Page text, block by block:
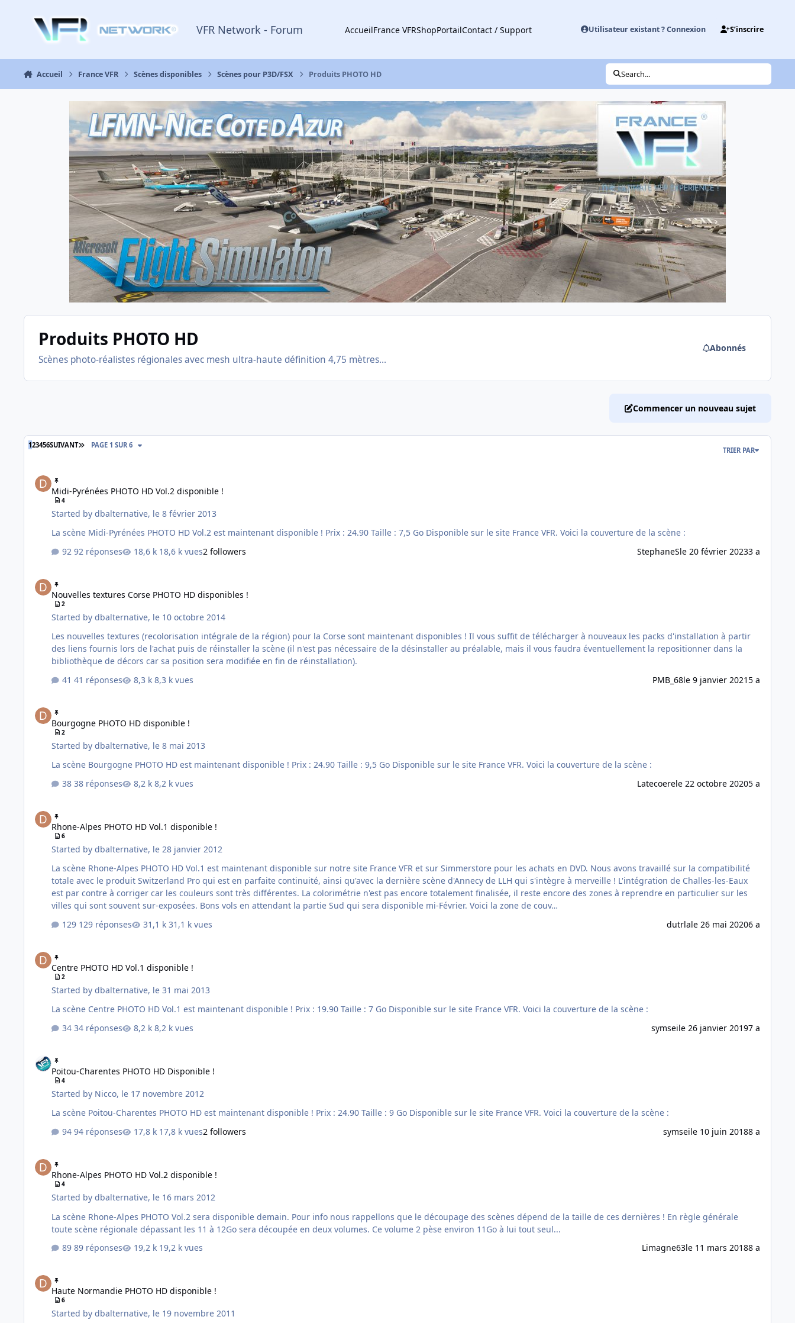
VFR Network - Forum AccueilFrance VFRShopPortailContact / Support Utilisateur existant ? Connexion S’inscrire
Accueil France VFR Scènes disponibles Scènes pour P3D/FSX Produits PHOTO HD Search...
Produits PHOTO HD
Scènes photo-réalistes régionales avec mesh ultra-haute définition 4,75 mètres...
Abonnés
Commencer un nouveau sujet
123456SUIVANT DERNIÈRE PAGE
PAGE 1 SUR 6
TRIER PAR
Midi-Pyrénées PHOTO HD Vol.2 disponible !
4
Started bydbalternative, le 8 février 2013
La scène Midi-Pyrénées PHOTO HD Vol.2 est maintenant disponible ! Prix : 24.90 Taille : 7,5 Go Disponible sur le site France VFR. Voici la couverture de la scène :
92 réponses
18,6 k vues2 followers StephaneSle 20 février 20233 a
Nouvelles textures Corse PHOTO HD disponibles !
2
Started bydbalternative, le 10 octobre 2014
Les nouvelles textures (recolorisation intégrale de la région) pour la Corse sont maintenant disponibles ! Il vous suffit de télécharger à nouveaux les packs d'installation à partir
des liens fournis lors de l'achat puis de réinstaller la scène (il n'est pas nécessaire de la désinstaller au préalable, mais il vous faudra éventuellement la repositionner dans la
bibliothèque de décors car sa position sera modifiée en fin de réinstallation).
41 réponses
8,3 k vues PMB_68le 9 janvier 20215 a
Bourgogne PHOTO HD disponible !
2
Started bydbalternative, le 8 mai 2013
La scène Bourgogne PHOTO HD est maintenant disponible ! Prix : 24.90 Taille : 9,5 Go Disponible sur le site France VFR. Voici la couverture de la scène :
38 réponses
8,2 k vues Latecoerele 22 octobre 20205 a
Rhone-Alpes PHOTO HD Vol.1 disponible !
6
Started bydbalternative, le 28 janvier 2012
La scène Rhone-Alpes PHOTO HD Vol.1 est maintenant disponible sur notre site France VFR et sur Simmerstore pour les achats en DVD. Nous avons travaillé sur la compatibilité
totale avec le produit Switzerland Pro qui est en parfaite continuité, ainsi qu'avec la dernière scène d'Annecy de LLH qui s'intègre à merveille ! L'intégration de Challes-les-Eaux
est par contre à corriger car les couleurs sont très différentes. La colorimétrie n'est pas encore totalement finalisée, il reste encore des zones à reprendre en particulier sur les
villes qui sont souvent sur-exposées. Bons vols en attendant la partie Sud qui sera disponible mi-Février. Voici la zone de couv…
129 réponses
31,1 k vues dutrlale 26 mai 20206 a
Centre PHOTO HD Vol.1 disponible !
2
Started bydbalternative, le 31 mai 2013
La scène Centre PHOTO HD Vol.1 est maintenant disponible ! Prix : 19.90 Taille : 7 Go Disponible sur le site France VFR. Voici la couverture de la scène :
34 réponses
8,2 k vues symseile 26 janvier 20197 a
Poitou-Charentes PHOTO HD Disponible !
4
Started by Nicco, le 17 novembre 2012
La scène Poitou-Charentes PHOTO HD est maintenant disponible ! Prix : 24.90 Taille : 9 Go Disponible sur le site France VFR. Voici la couverture de la scène :
94 réponses
17,8 k vues2 followers symseile 10 juin 20188 a
Rhone-Alpes PHOTO HD Vol.2 disponible !
4
Started bydbalternative, le 16 mars 2012
La scène Rhone-Alpes PHOTO Vol.2 sera disponible demain. Pour info nous rappellons que le découpage des scènes dépend de la taille de ces dernières ! En règle générale
toute scène régionale dépassant les 11 à 12Go sera découpée en deux volumes. Ce volume 2 pèse environ 11Go à lui tout seul...
89 réponses
19,2 k vues Limagne63le 11 mars 20188 a
Haute Normandie PHOTO HD disponible !
6
Started bydbalternative, le 19 novembre 2011